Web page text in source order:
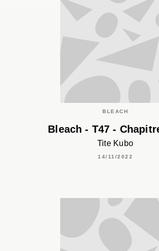
BLEACH
Bleach - T47 -
Tite Kubo
14/11/2022